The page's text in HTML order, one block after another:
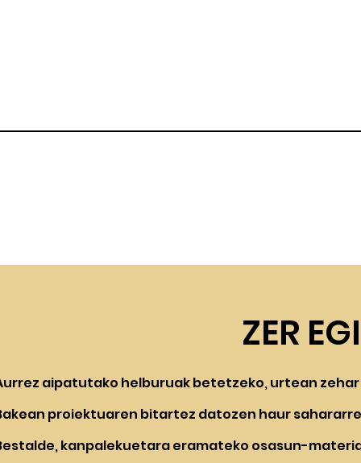
ZER
aipatutako helburuak betetzeko, urtean
proiektuaren bitartez datozen haur
kanpalekuetara eramateko osasun-